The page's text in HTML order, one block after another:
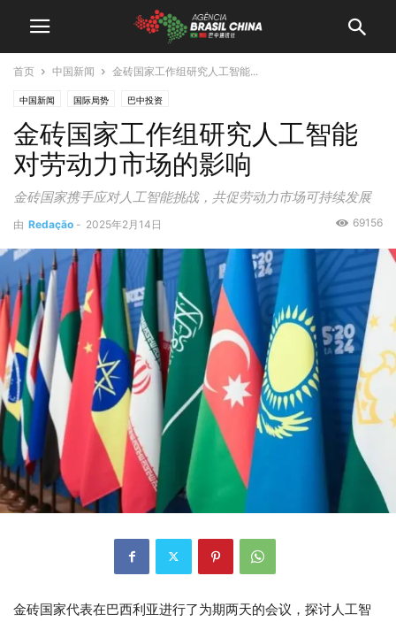
首页 中国新闻 金砖国家工作组研究人工智能...
中国新闻 国际局势 巴中投资
金砖国家工作组研究人工智能
对劳动力市场的影响
金砖国家携手应对人工智能挑战，共促劳动力市场可持续发展
由 Redação - 2025年2月14日 69156
金砖国家代表在巴西利亚进行了为期两天的会议，探讨人工智